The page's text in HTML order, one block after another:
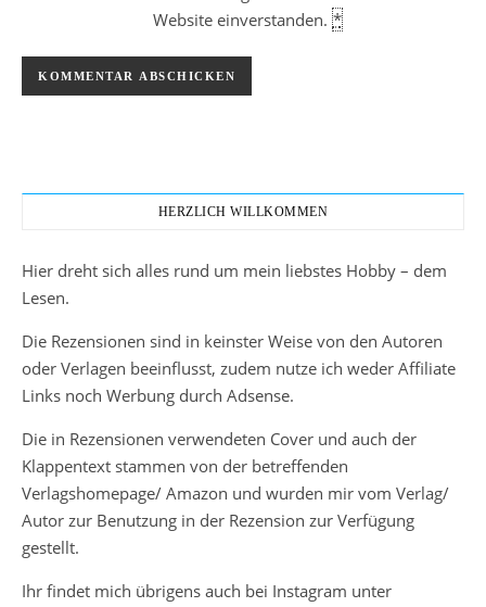
Website einverstanden. *
HERZLICH WILLKOMMEN
Hier dreht sich alles rund um mein liebstes Hobby – dem
Lesen.
Die Rezensionen sind in keinster Weise von den Autoren
oder Verlagen beeinflusst, zudem nutze ich weder Affiliate
Links noch Werbung durch Adsense.
Die in Rezensionen verwendeten Cover und auch der
Klappentext stammen von der betreffenden
Verlagshomepage/ Amazon und wurden mir vom Verlag/
Autor zur Benutzung in der Rezension zur Verfügung
gestellt.
Ihr findet mich übrigens auch bei Instagram unter